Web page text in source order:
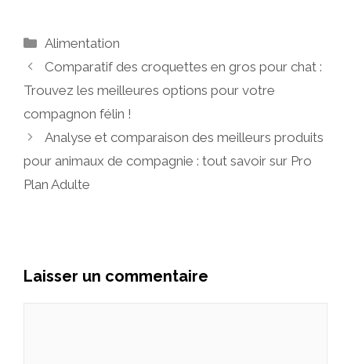
Catégories
Alimentation
Comparatif des croquettes en gros pour chat :
Trouvez les meilleures options pour votre
compagnon félin !
Analyse et comparaison des meilleurs produits
pour animaux de compagnie : tout savoir sur Pro
Plan Adulte
Laisser un commentaire